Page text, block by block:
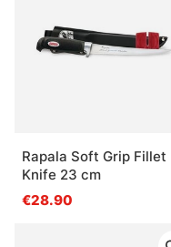
Rapala Soft Grip Fillet
Knife 23 cm
€28.90